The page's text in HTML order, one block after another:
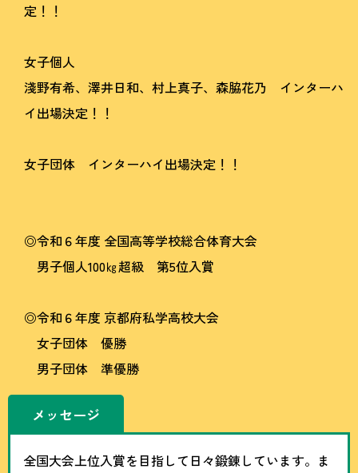
定！！
女子個人
淺野有希、澤井日和、村上真子、森脇花乃 インターハ
イ出場決定！！
女子団体 インターハイ出場決定！！
◎令和６年度 全国高等学校総合体育大会
男子個人100㎏超級 第5位入賞
◎令和６年度 京都府私学高校大会
女子団体 優勝
男子団体 準優勝
メッセージ
全国大会上位入賞を目指して日々鍛錬しています。ま